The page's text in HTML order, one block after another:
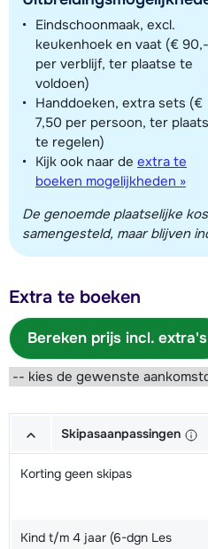
Eindschoonmaak, excl.
keukenhoek en vaat (€ 90,-
per verblijf, ter plaatse te
voldoen)
Handdoeken, extra sets (€
7,50 per persoon, ter
te regelen)
Kijk ook naar de extra te
boeken mogelijkheden »
De genoemde plaatselijke
samengesteld, maar blijven
Extra te boeken
Bereken prijs incl. extra's
Skipasaanpassingen
Korting geen skipas
Kind t/m 4 jaar (6-dgn Les